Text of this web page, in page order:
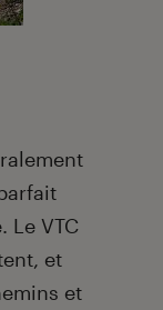
Le VTC
et
et